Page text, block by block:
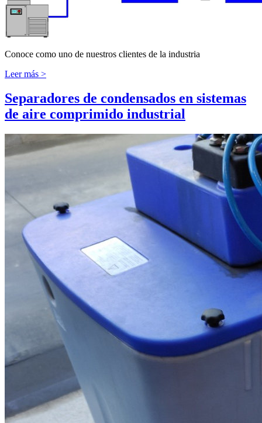
Conoce como uno de nuestros clientes de la industria
Leer más >
Separadores de condensados en sistemas
de aire comprimido industrial